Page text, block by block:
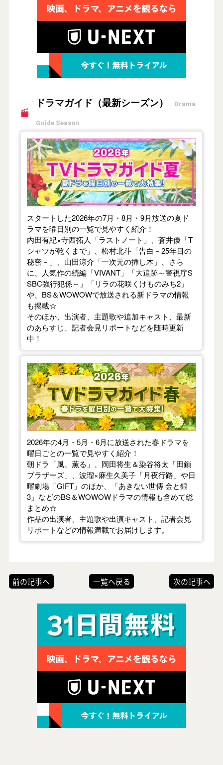
ドラマガイド（最新シーズン） Drama
Guide Season
【2026年夏】TVドラマガイド
スタートした2026年の7月・8月・9月放送の夏ド
ラマを曜日別の一覧で見やすく紹介！
内田有紀×寺西拓人「ラストノート」、蒼井優「T
シャツが乾くまで」、松村北斗「告白－25年目の
秘密－」、山田涼介「一次元の挿し木」、さら
に、人気作の続編「VIVANT」「大追跡～警視庁S
SBC強行犯係～」「リラの花咲くけものみち2」
や、BS＆WOWOWで放送される新ドラマの情報
も掲載☆
そのほか、出演者、主題歌や追加キャスト、最新
のあらすじ、記者会見リポートなどを随時更新
中！
【2026年春】TVドラマガイド
2026年の4月・5月・6月に放送された春ドラマを
曜日ごとの一覧で見やすく紹介！
朝ドラ「風、薫る」、岡田将生＆染谷将太「田鎖
ブラザーズ」、波瑠×麻生久美子「月夜行路」や日
曜劇場「GIFT」のほか、「あきない世傳 金と銀
3」などのBS＆WOWOWドラマの情報も含めて総
まとめ☆
作品の出演者、主題歌や出演キャスト、記者会見
リポートなどの情報満載でお届けします。
前の記事へ 一覧へ戻る 次の記事へ